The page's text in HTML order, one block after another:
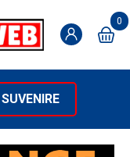
0
SUVENIRE